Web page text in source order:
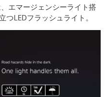
エマージェンシーライト搭
LEDフラッシュライト。